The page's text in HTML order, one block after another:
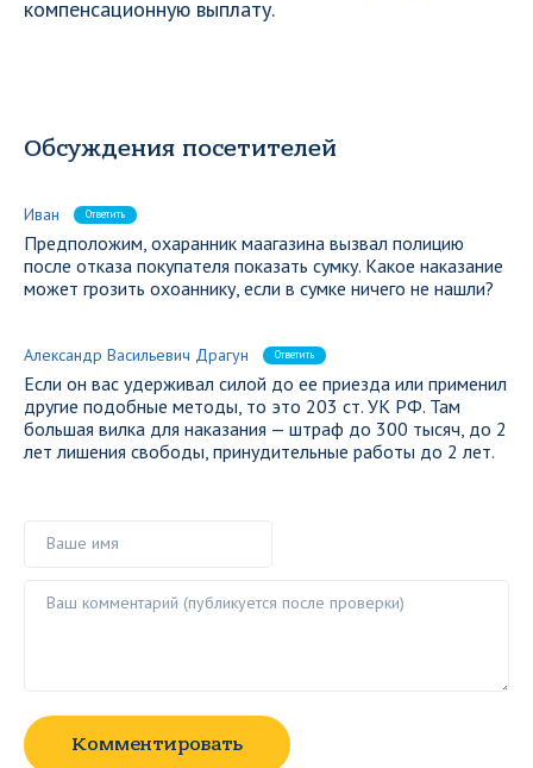
компенсационную выплату.
Обсуждения посетителей
Иван Ответить
Предположим, охаранник маагазина вызвал полицию
после отказа покупателя показать сумку. Какое наказание
может грозить охоаннику, если в сумке ничего не нашли?
Александр Васильевич Драгун Ответить
Если он вас удерживал силой до ее приезда или применил
другие подобные методы, то это 203 ст. УК РФ. Там
большая вилка для наказания — штраф до 300 тысяч, до 2
лет лишения свободы, принудительные работы до 2 лет.
Комментировать